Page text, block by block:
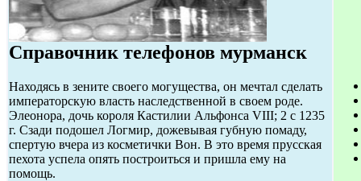
Справочник телефонов мурманск
Находясь в зените своего могущества, он мечтал сделать
императорскую власть наследственной в своем роде.
Элеонора, дочь короля Кастилии Альфонса VIII; 2 с 1235
г. Сзади подошел Логмир, дожевывая губную помаду,
спертую вчера из косметички Вон. В это время прусская
пехота успела опять построиться и пришла ему на
помощь.